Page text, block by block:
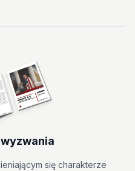
się charakterze